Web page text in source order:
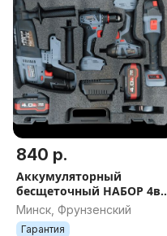
840 р.
Аккумуляторный
бесщеточный НАБОР 4в1
ProfiSet-4F18 (Li-ion-2шт,
4Ач, З/У, кейс)
Минск, Фрунзенский
Гарантия